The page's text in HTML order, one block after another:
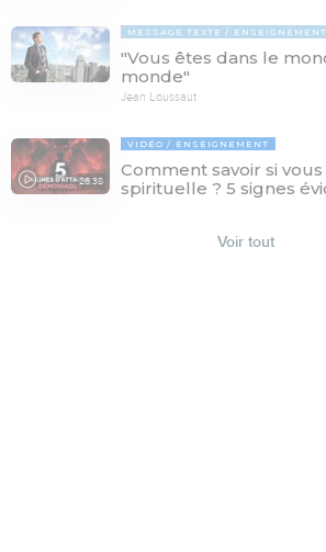
MESSAGE TEXTE
"Vous êtes dans le
monde"
Jean Loussaut
26:38
VIDÉO ENSEIGNEMENT
Comment savoir si
spirituelle ? 5 signes
Voir tout